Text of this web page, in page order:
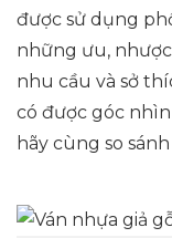
được sử dụng
những ưu,
nhu cầu và sở
có được góc
hãy cùng so